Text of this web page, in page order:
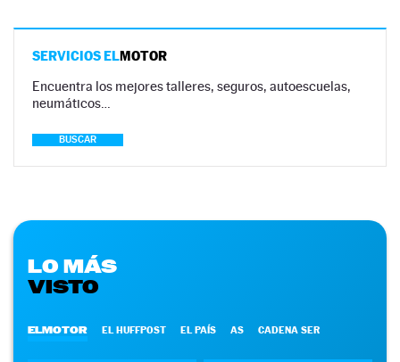
SERVICIOS ELMOTOR
Encuentra los mejores talleres, seguros, autoescuelas,
neumáticos…
BUSCAR
LO MÁS
VISTO
ELMOTOR EL HUFFPOST EL PAÍS AS CADENA SER